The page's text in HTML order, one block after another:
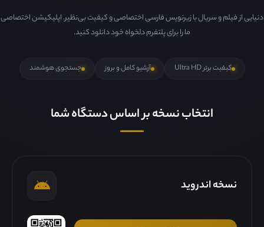
دنیایی از فیلم و سریال با زیرنویس فارسی اختصاصی و کیفیت بی‌نظیر. اپلیکیشن اختصاصی
ما را برای پلتفرم دلخواه خود دانلود کنید.
کیفیت برتر Ultra HD آرشیو کامل و بروز جستجوی هوشمند
انتخاب نسخه بر اساس دستگاه شما
نسخه اندروید